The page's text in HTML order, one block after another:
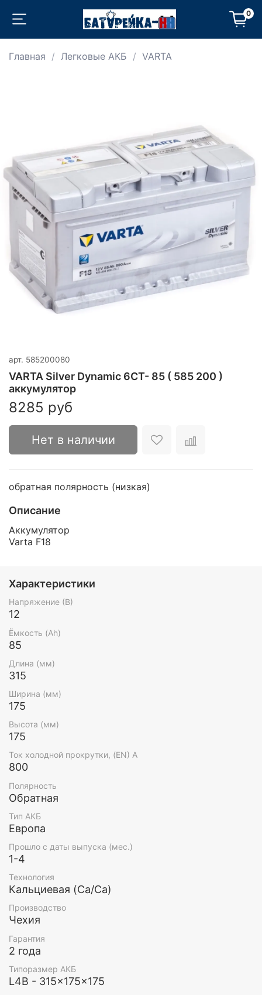
0
Главная Легковые АКБ VARTA
арт. 585200080
VARTA Silver Dynamic 6CT- 85 ( 585 200 )
аккумулятор
8285 руб
Нет в наличии
обратная полярность (низкая)
Описание
Аккумулятор
Varta F18
Характеристики
Напряжение (В)
12
Ёмкость (Ah)
85
Длина (мм)
315
Ширина (мм)
175
Высота (мм)
175
Ток холодной прокрутки, (EN) А
800
Полярность
Обратная
Тип АКБ
Европа
Прошло с даты выпуска (мес.)
1-4
Технология
Кальциевая (Ca/Ca)
Производство
Чехия
Гарантия
2 года
Типоразмер АКБ
L4B - 315x175x175